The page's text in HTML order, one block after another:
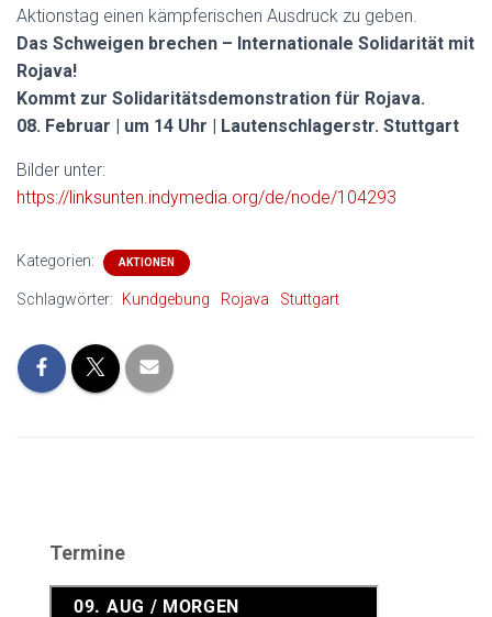
Aktionstag einen kämpferischen Ausdruck zu geben.
Das Schweigen brechen – Internationale Solidarität mit
Rojava!
Kommt zur Solidaritätsdemonstration für Rojava.
08. Februar | um 14 Uhr | Lautenschlagerstr. Stuttgart
Bilder unter:
https://linksunten.indymedia.org/de/node/104293
Kategorien: AKTIONEN
Schlagwörter: Kundgebung Rojava Stuttgart
Termine